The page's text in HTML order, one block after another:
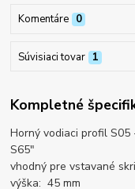
Komentáre 0
Súvisiaci tovar 1
Kompletné
Horný vodiaci profil S05
S65"
vhodný pre vstavané
výška: 45 mm